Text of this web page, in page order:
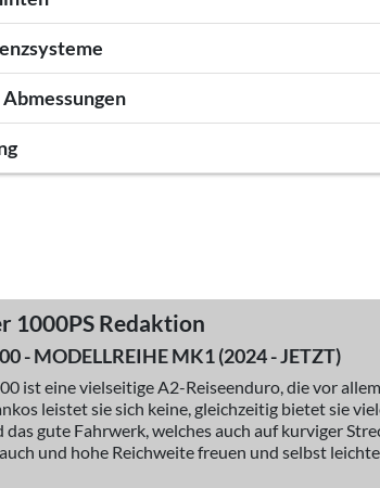
1000PS Redaktion
- MODELLREIHE MK1 (2024 - JETZT)
ist eine vielseitige A2-Reiseenduro, die vor
leistet sie sich keine, gleichzeitig bietet sie
gute Fahrwerk, welches auch auf kurviger
und hohe Reichweite freuen und selbst